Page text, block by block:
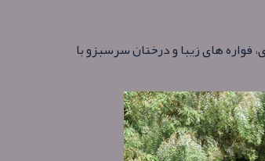
فواره های زیبا و درختان سرسبزو با